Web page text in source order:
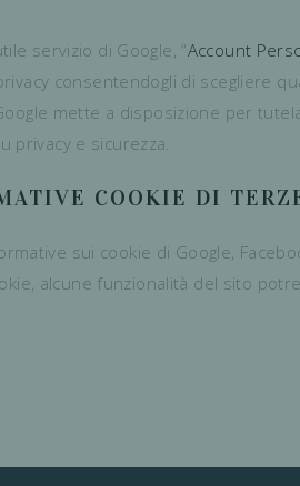
servizio di Google, “Account
consentendogli di scegliere
mette a disposizione per
privacy e sicurezza.
COOKIE DI
sui cookie di Google,
alcune funzionalità del sito